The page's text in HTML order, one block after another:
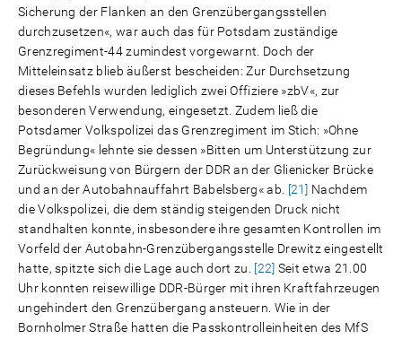
Sicherung der Flanken an den Grenzübergangsstellen
durchzusetzen«, war auch das für Potsdam zuständige
Grenzregiment-44 zumindest vorgewarnt. Doch der
Mitteleinsatz blieb äußerst bescheiden: Zur Durchsetzung
dieses Befehls wurden lediglich zwei Offiziere »zbV«, zur
besonderen Verwendung, eingesetzt. Zudem ließ die
Potsdamer Volkspolizei das Grenzregiment im Stich: »Ohne
Begründung« lehnte sie dessen »Bitten um Unterstützung zur
Zurückweisung von Bürgern der DDR an der Glienicker Brücke
und an der Autobahnauffahrt Babelsberg« ab.
[21] Nachdem
die Volkspolizei, die dem ständig steigenden Druck nicht
standhalten konnte, insbesondere ihre gesamten Kontrollen im
Vorfeld der Autobahn-Grenzübergangsstelle Drewitz eingestellt
hatte, spitzte sich die Lage auch dort zu.
[22] Seit etwa 21.00
Uhr konnten reisewillige DDR-Bürger mit ihren Kraftfahrzeugen
ungehindert den Grenzübergang ansteuern. Wie in der
Bornholmer Straße hatten die Passkontrolleinheiten des MfS